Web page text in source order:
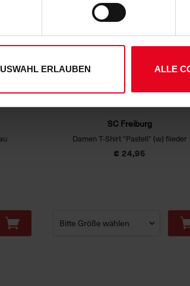
nur unbedingt erforderliche Cookies
ERLAUBEN ALLE
SC Freiburg
Damen T-Shirt "Pastell" (w) flieder
€ 24,95